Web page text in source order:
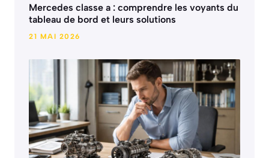
Mercedes classe a : comprendre les voyants du
tableau de bord et leurs solutions
21 MAI 2026